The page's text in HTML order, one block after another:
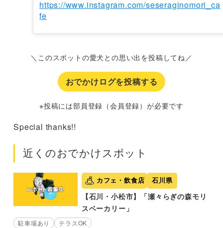
https://www.instagram.com/seseraginomori_ca
fe
＼このスポットの愛犬との思い出を投稿してね／
おでかけログを投稿する
※投稿には部員登録（会員登録）が必要です
Special thanks!!
近くのおでかけスポット
カフェ・飲食店 石川県
【石川・小松市】「瀬々らぎの森モリ
スベーカリー」
駐車場あり
テラスOK